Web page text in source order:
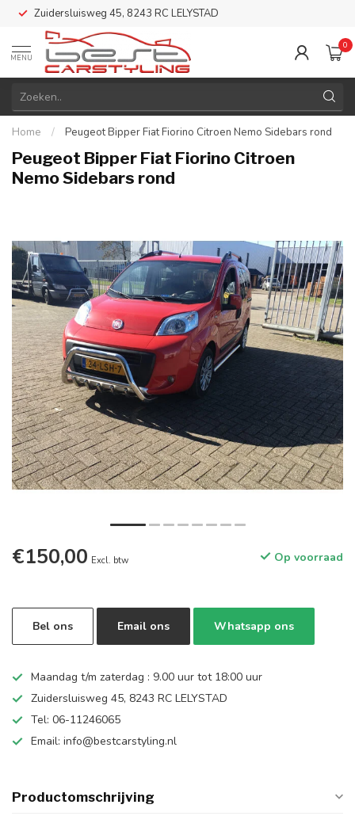
Zuidersluisweg 45, 8243 RC LELYSTAD
MENU
0
Home / Peugeot Bipper Fiat Fiorino Citroen Nemo Sidebars rond
Peugeot Bipper Fiat Fiorino Citroen
Nemo Sidebars rond
€150,00 Excl. btw Op voorraad
Bel ons Email ons Whatsapp ons
Maandag t/m zaterdag : 9.00 uur tot 18:00 uur
Zuidersluisweg 45, 8243 RC LELYSTAD
Tel: 06-11246065
Email: info@bestcarstyling.nl
Productomschrijving